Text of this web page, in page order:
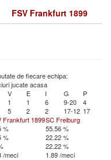
FSV Frankfurt 1899
de fiecare echipa:
jucate acasa
V E I G
P
1 1 6 9-20
4
5 2 2 17-12 17
Frankfurt 1899SC Freiburg
%
55.56 %
%
22.22 %
22.22 %
/meci
1.89 /meci